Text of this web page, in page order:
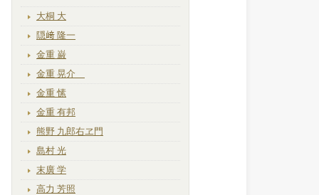
大桐 大
隠﨑 隆一
金重 巌
金重 晃介
金重 愫
金重 有邦
熊野 九郎右ヱ門
島村 光
末廣 学
高力 芳照